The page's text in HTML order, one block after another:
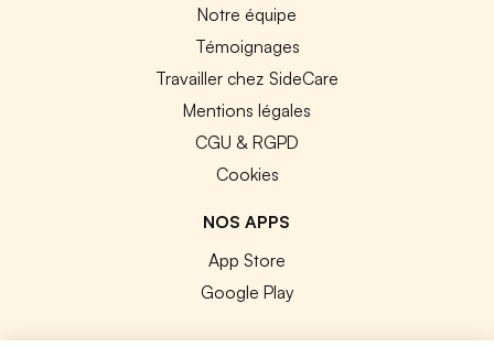
Notre équipe
Témoignages
Travailler chez SideCare
Mentions légales
CGU & RGPD
Cookies
NOS APPS
App Store
Google Play